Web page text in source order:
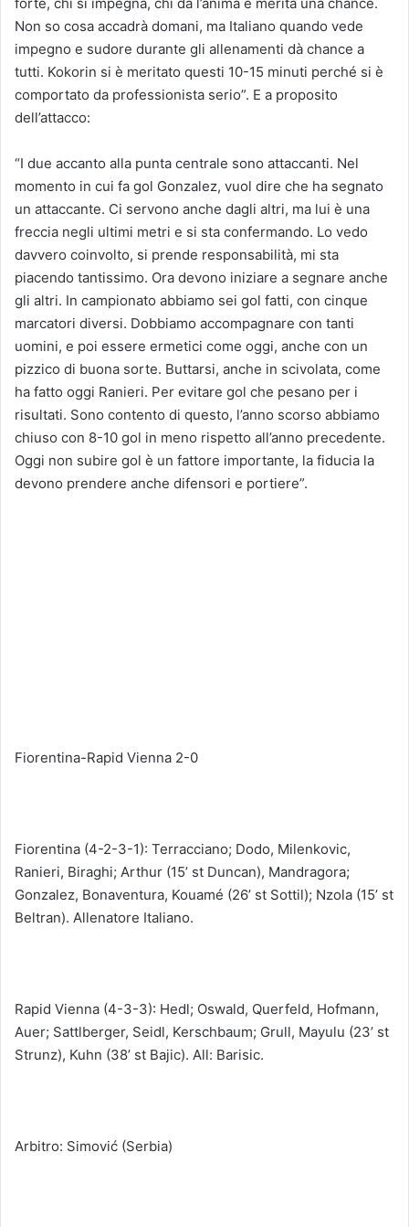
Non so cosa accadrà domani, ma Italiano quando vede
impegno e sudore durante gli allenamenti dà chance a
tutti. Kokorin si è meritato questi 10-15 minuti perché si è
comportato da professionista serio”. E a proposito
dell’attacco:
“I due accanto alla punta centrale sono attaccanti. Nel
momento in cui fa gol Gonzalez, vuol dire che ha segnato
un attaccante. Ci servono anche dagli altri, ma lui è una
freccia negli ultimi metri e si sta confermando. Lo vedo
davvero coinvolto, si prende responsabilità, mi sta
piacendo tantissimo. Ora devono iniziare a segnare anche
gli altri. In campionato abbiamo sei gol fatti, con cinque
marcatori diversi. Dobbiamo accompagnare con tanti
uomini, e poi essere ermetici come oggi, anche con un
pizzico di buona sorte. Buttarsi, anche in scivolata, come
ha fatto oggi Ranieri. Per evitare gol che pesano per i
risultati. Sono contento di questo, l’anno scorso abbiamo
chiuso con 8-10 gol in meno rispetto all’anno precedente.
Oggi non subire gol è un fattore importante, la fiducia la
devono prendere anche difensori e portiere”.
Fiorentina-Rapid Vienna 2-0
Fiorentina (4-2-3-1): Terracciano; Dodo, Milenkovic,
Ranieri, Biraghi; Arthur (15’ st Duncan), Mandragora;
Gonzalez, Bonaventura, Kouamé (26’ st Sottil); Nzola (15’ st
Beltran). Allenatore Italiano.
Rapid Vienna (4-3-3): Hedl; Oswald, Querfeld, Hofmann,
Auer; Sattlberger, Seidl, Kerschbaum; Grull, Mayulu (23’ st
Strunz), Kuhn (38’ st Bajic). All: Barisic.
Arbitro: Simović (Serbia)